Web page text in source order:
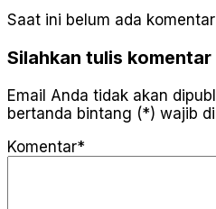
Saat ini belum ada komentar
Silahkan tulis
Email Anda tidak akan
bertanda bintang (*) wajib
Komentar*